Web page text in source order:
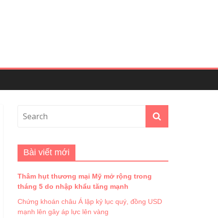
Bài viết mới
Thâm hụt thương mại Mỹ mở rộng trong
tháng 5 do nhập khẩu tăng mạnh
Chứng khoán châu Á lập kỷ lục quý, đồng USD
mạnh lên gây áp lực lên vàng